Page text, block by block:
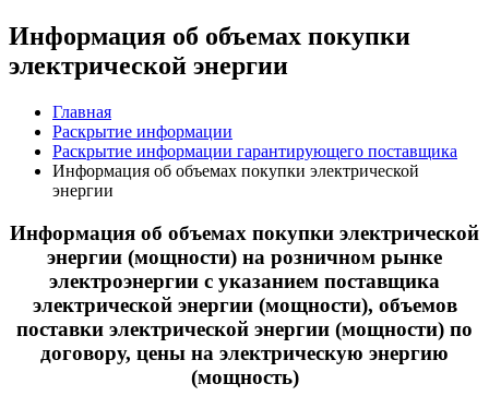
Информация об объемах покупки
электрической энергии
Главная
Раскрытие информации
Раскрытие информации гарантирующего поставщика
Информация об объемах покупки электрической
энергии
Информация об объемах покупки электрической
энергии (мощности) на розничном рынке
электроэнергии с указанием поставщика
электрической энергии (мощности), объемов
поставки электрической энергии (мощности) по
договору, цены на электрическую энергию
(мощность)